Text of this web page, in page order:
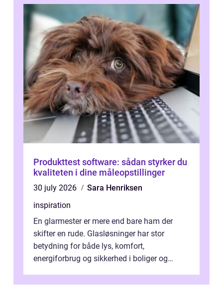
Produkttest software: sådan styrker du
kvaliteten i dine måleopstillinger
30 july 2026
Sara Henriksen
inspiration
En glarmester er mere end bare ham der
skifter en rude. Glasløsninger har stor
betydning for både lys, komfort,
energiforbrug og sikkerhed i boliger og